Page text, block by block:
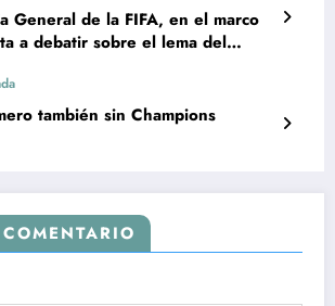
General de la FIFA, en el marco
a debatir sobre el lema del
también sin Champions